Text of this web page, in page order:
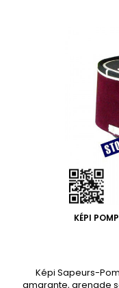
KÉPI
Képi Sapeurs-
amarante, grenade